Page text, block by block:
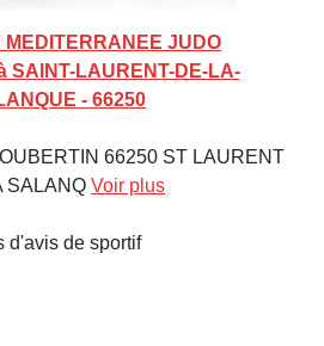
JUDO
SAINT-LAURENT-DE-LA-
- 66250
66250 ST LAURENT
SALANQ Voir plus
d'avis de sportif